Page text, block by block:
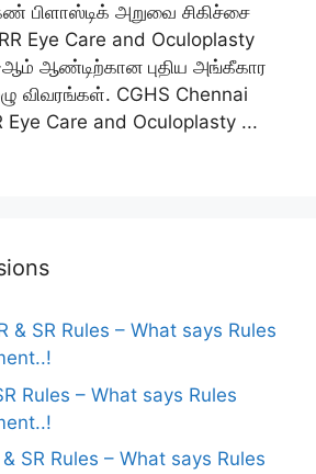
கண் பிளாஸ்டிக் அறுவை சிகிச்சை
Eye Care and Oculoplasty
ஆண்டிற்கான புதிய அங்கீகார
விவரங்கள். CGHS Chennai
Eye Care and Oculoplasty ...
& SR Rules – What says Rules
Rules – What says Rules
& SR Rules – What says Rules